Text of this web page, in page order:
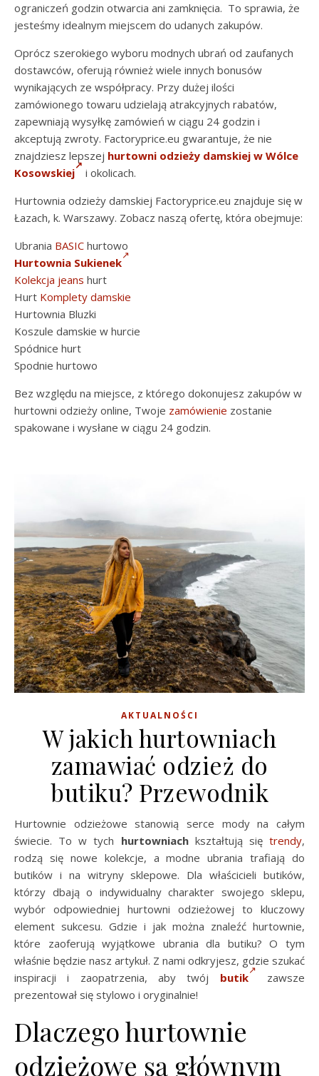
ograniczeń godzin otwarcia ani zamknięcia. To sprawia, że
jesteśmy idealnym miejscem do udanych zakupów.
Oprócz szerokiego wyboru modnych ubrań od zaufanych
dostawców, oferują również wiele innych bonusów
wynikających ze współpracy. Przy dużej ilości
zamówionego towaru udzielają atrakcyjnych rabatów,
zapewniają wysyłkę zamówień w ciągu 24 godzin i
akceptują zwroty. Factoryprice.eu gwarantuje, że nie
znajdziesz lepszej hurtowni odzieży damskiej w Wólce
Kosowskiej
i okolicach.
Hurtownia odzieży damskiej Factoryprice.eu znajduje się w
Łazach, k. Warszawy. Zobacz naszą ofertę, która obejmuje:
Ubrania BASIC hurtowo
Hurtownia Sukienek
Kolekcja jeans hurt
Hurt Komplety damskie
Hurtownia Bluzki
Koszule damskie w hurcie
Spódnice hurt
Spodnie hurtowo
Bez względu na miejsce, z którego dokonujesz zakupów w
hurtowni odzieży online, Twoje zamówienie zostanie
spakowane i wysłane w ciągu 24 godzin.
AKTUALNOŚCI
W jakich hurtowniach
zamawiać odzież do
butiku? Przewodnik
Hurtownie odzieżowe stanowią serce mody na całym
świecie. To w tych hurtowniachkształtują siętrendy,
rodzą się nowe kolekcje, a modne ubrania trafiają do
butików i na witryny sklepowe. Dla właścicieli butików,
którzy dbają o indywidualny charakter swojego sklepu,
wybór odpowiedniej hurtowni odzieżowej to kluczowy
element sukcesu. Gdzie i jak można znaleźć hurtownie,
które zaoferują wyjątkowe ubrania dla butiku? O tym
właśnie będzie nasz artykuł. Z nami odkryjesz, gdzie szukać
inspiracji i zaopatrzenia, aby twój butik
zawsze
prezentował się stylowo i oryginalnie!
Dlaczego hurtownie
odzieżowe są głównym